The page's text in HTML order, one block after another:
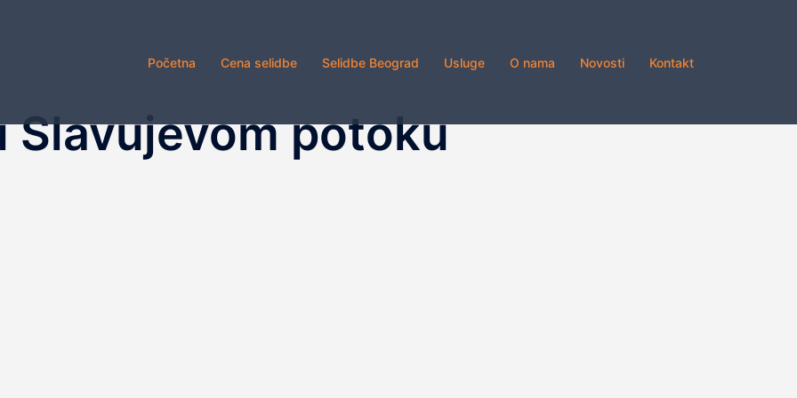
Početna Cena selidbe Selidbe Beograd Usluge O nama Novosti Kontakt
Slavujevom potoku